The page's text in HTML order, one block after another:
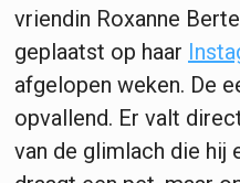
vriendin Roxanne
geplaatst op haar
afgelopen weken. De
opvallend. Er valt
van de glimlach die hij